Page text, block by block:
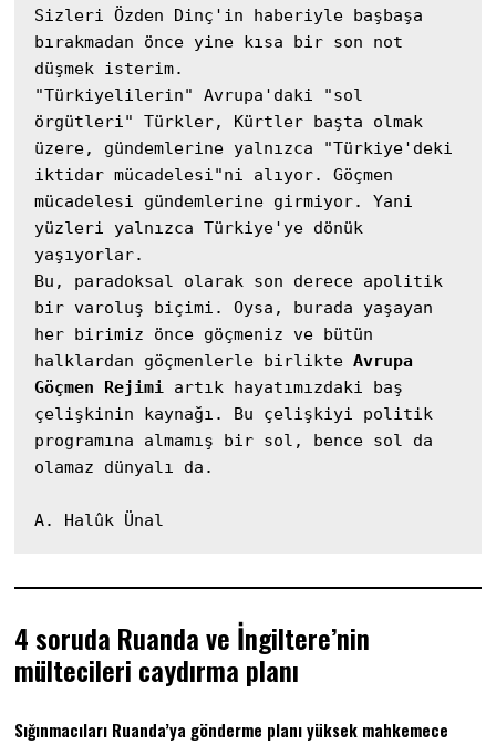
Sizleri Özden Dinç'in haberiyle başbaşa
bırakmadan önce yine kısa bir son not
düşmek isterim.
"Türkiyelilerin" Avrupa'daki "sol
örgütleri" Türkler, Kürtler başta olmak
üzere, gündemlerine yalnızca "Türkiye'deki
iktidar mücadelesi"ni alıyor. Göçmen
mücadelesi gündemlerine girmiyor. Yani
yüzleri yalnızca Türkiye'ye dönük
yaşıyorlar.
Bu, paradoksal olarak son derece apolitik
bir varoluş biçimi. Oysa, burada yaşayan
her birimiz önce göçmeniz ve bütün
halklardan göçmenlerle birlikte Avrupa
Göçmen Rejimi artık hayatımızdaki baş
çelişkinin kaynağı. Bu çelişkiyi politik
programına almamış bir sol, bence sol da
olamaz dünyalı da.
A. Halûk Ünal
4 soruda Ruanda ve İngiltere’nin
mültecileri caydırma planı
Sığınmacıları Ruanda’ya gönderme planı yüksek mahkemece